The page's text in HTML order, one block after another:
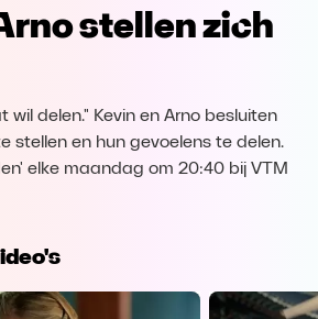
Edge Download
stellen zich
wil delen." Kevin en Arno besluiten
stellen en hun gevoelens te delen.
elke maandag om 20:40 bij VTM